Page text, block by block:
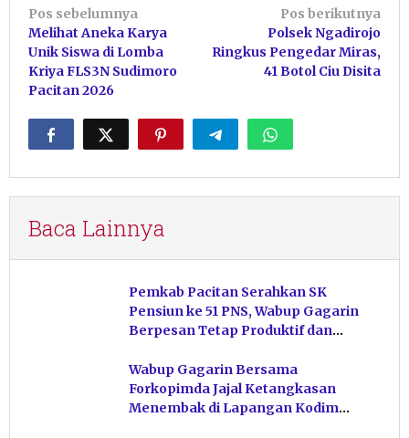
Navigasi
pos
Pos sebelumnya
Melihat Aneka Karya
Unik Siswa di Lomba
Kriya FLS3N Sudimoro
Pacitan 2026
Pos berikutnya
Polsek Ngadirojo
Ringkus Pengedar Miras,
41 Botol Ciu Disita
Baca Lainnya
Pemkab Pacitan Serahkan SK
Pensiun ke 51 PNS, Wabup Gagarin
Berpesan Tetap Produktif dan
Wabup Gagarin Bersama
Forkopimda Jajal Ketangkasan
Menembak di Lapangan Kodim